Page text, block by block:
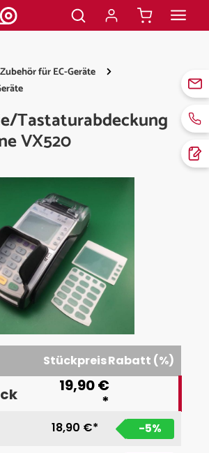
Zubehör für EC-Geräte
Tastaturabdeckung
VX520
StückpreisRabatt (%)
19,90 €
*
18,90 €* -5%